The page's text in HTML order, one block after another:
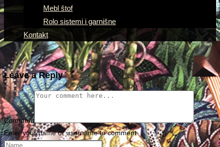
Mebl štof
Rolo sistemi i garnišne
Kontakt
Leave a Reply
Comment
Enter your name or username to comment